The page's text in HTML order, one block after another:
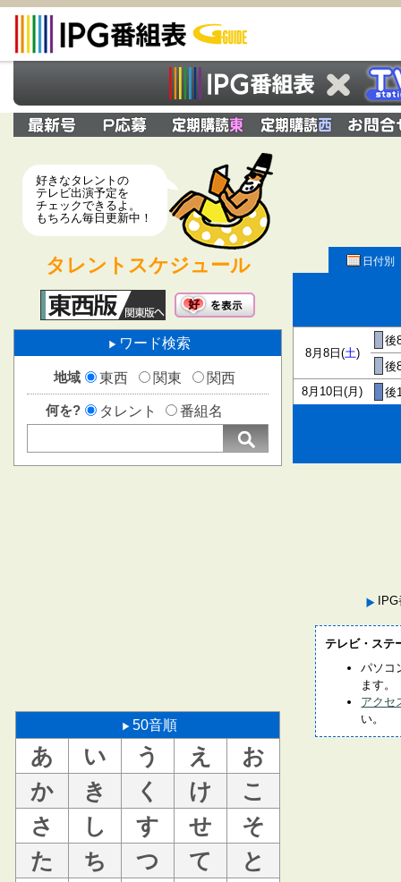
好きなタレントの
テレビ出演予定を
チェックできるよ。
もちろん毎日更新中！
タレントスケジュール
ワード検索
地域 東西 関東 関西
何を? タレント 番組名
50音順
あ い う え
お
か
き く け
こ
さ
し す せ
そ
た
ち つ て
と
日付別
8月8日(土)
後
後
8月10日(月)
後
テレビ・ステ
パソコ
ます。
アクセ
い。